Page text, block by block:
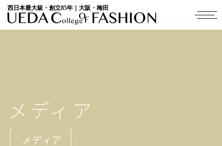
西日本最大級・創立85年｜大阪・梅田
メディア
メディア